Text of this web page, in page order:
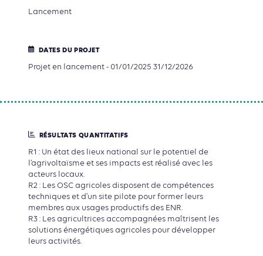
Lancement
DATES DU PROJET
Projet en lancement - 01/01/2025 31/12/2026
RÉSULTATS QUANTITATIFS
R1 : Un état des lieux national sur le potentiel de
l’agrivoltaïsme et ses impacts est réalisé avec les
acteurs locaux.
R2 : Les OSC agricoles disposent de compétences
techniques et d’un site pilote pour former leurs
membres aux usages productifs des ENR.
R3 : Les agricultrices accompagnées maîtrisent les
solutions énergétiques agricoles pour développer
leurs activités.